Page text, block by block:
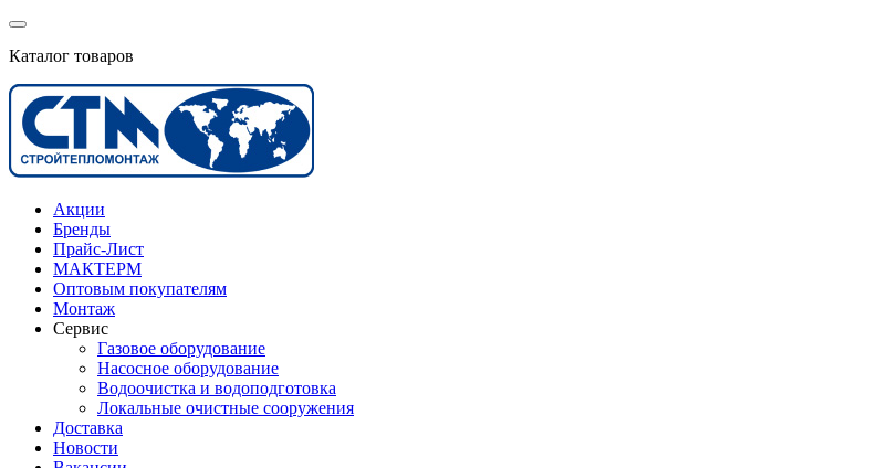
Каталог товаров
Акции
Бренды
Прайс-Лист
МАКТЕРМ
Оптовым покупателям
Монтаж
Сервис
Газовое оборудование
Насосное оборудование
Водоочистка и водоподготовка
Локальные очистные сооружения
Доставка
Новости